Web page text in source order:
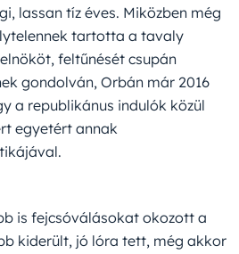
lassan tíz éves. Miközben még
tartotta a tavaly
feltűnését csupán
gondolván, Orbán már 2016
a republikánus indulók közül
egyetért annak
is fejcsóválásokat okozott a
kiderült, jó lóra tett, még akkor